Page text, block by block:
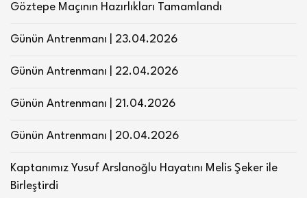
Göztepe Maçının Hazırlıkları Tamamlandı
Günün Antrenmanı | 23.04.2026
Günün Antrenmanı | 22.04.2026
Günün Antrenmanı | 21.04.2026
Günün Antrenmanı | 20.04.2026
Kaptanımız Yusuf Arslanoğlu Hayatını Melis Şeker ile
Birleştirdi